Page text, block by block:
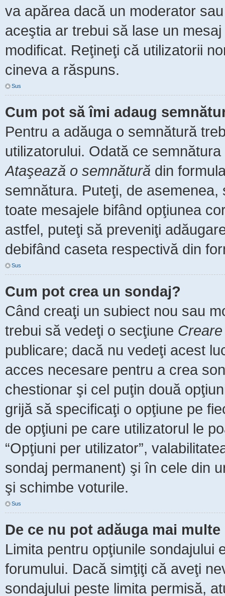
va apărea dacă un moderator
aceştia ar trebui să lase un
modificat. Reţineţi că utilizatorii
cineva a răspuns.
Sus
Cum pot să îmi adaug
Pentru a adăuga o semnătură
utilizatorului. Odată ce
Ataşează o semnătură din
semnătura. Puteţi, de
toate mesajele bifând opţiunea
astfel, puteţi să preveniţi
debifând caseta respectivă din
Sus
Cum pot crea un sondaj?
Când creaţi un subiect nou sau
trebui să vedeţi o secţiune
publicare; dacă nu vedeţi acest
acces necesare pentru a crea
chestionar şi cel puţin două
grijă să specificaţi o opţiune pe
de opţiuni pe care utilizatorul le
“Opţiuni per utilizator”,
sondaj permanent) şi în cele din
şi schimbe voturile.
Sus
De ce nu pot adăuga mai
Limita pentru opţiunile sondajului
forumului. Dacă simţiţi că aveţi
sondajului peste limita permisă,